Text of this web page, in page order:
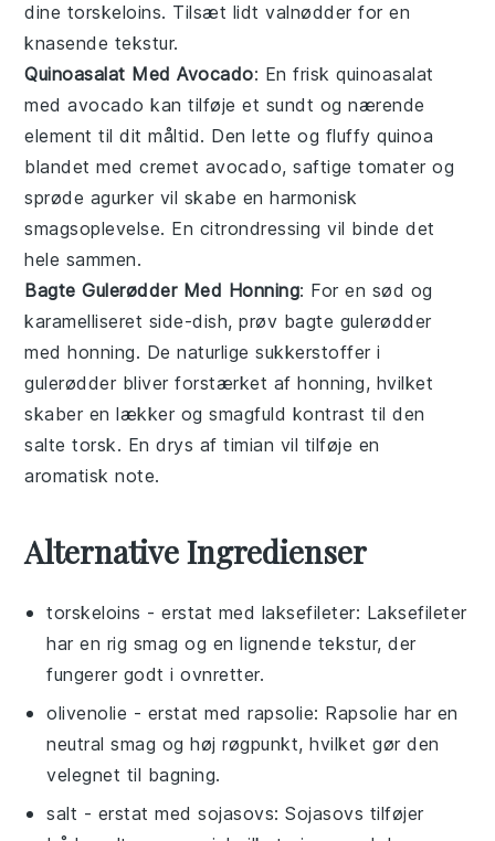
dine torskeloins. Tilsæt lidtvalnødder for en
knasende tekstur.
Quinoasalat Med Avocado: En friskquinoasalat
med avocado kan tilføje et sundt og nærende
element til dit måltid. Den lette og fluffyquinoa
blandet med cremet avocado, saftigetomater og
sprøde agurker vil skabe en harmonisk
smagsoplevelse. En citrondressing vil binde det
hele sammen.
Bagte Gulerødder Med Honning: For en sød og
karamelliseret side-dish, prøv bagte gulerødder
med honning. De naturlige sukkerstoffer i
gulerødder bliver forstærket afhonning, hvilket
skaber en lækker og smagfuld kontrast til den
salte torsk. En drys aftimian vil tilføje en
aromatisk note.
Alternative Ingredienser
torskeloins - erstat med laksefileter: Laksefileter
har en rig smag og en lignende tekstur, der
fungerer godt i ovnretter.
olivenolie - erstat medrapsolie: Rapsolie har en
neutral smag og høj røgpunkt, hvilket gør den
velegnet til bagning.
salt - erstat medsojasovs: Sojasovs tilføjer